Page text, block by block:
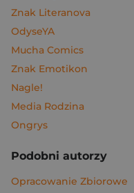
Znak Literanova
OdyseYA
Mucha Comics
Znak Emotikon
Nagle!
Media Rodzina
Ongrys
Podobni autorzy
Opracowanie Zbiorowe